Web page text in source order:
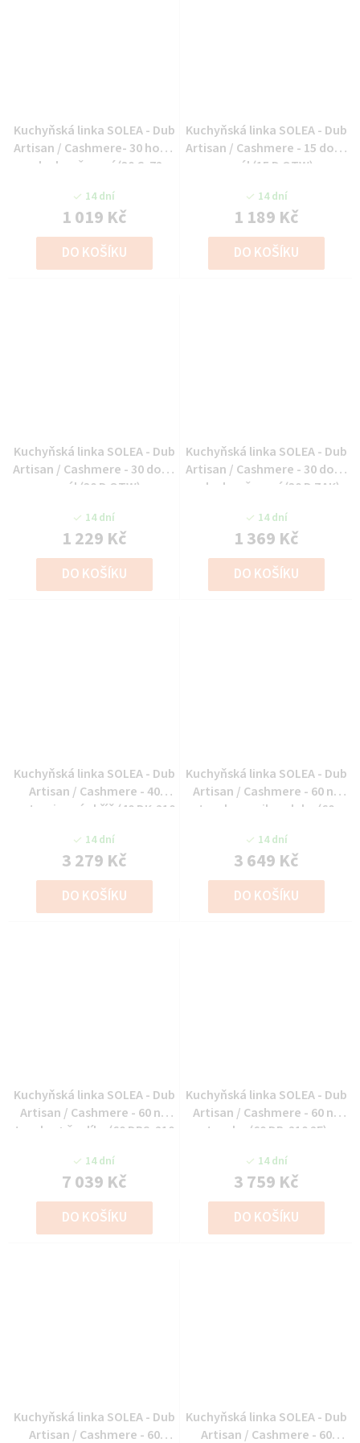
Kuchyňská linka SOLEA - Dub
Artisan / Cashmere- 30 horní
roh ukončovací (30 G-72
14 dní
1 019 Kč
DO KOŠÍKU
Kuchyňská linka SOLEA - Dub
Artisan / Cashmere - 15 dolní
regál (15 D OTW)
14 dní
1 189 Kč
DO KOŠÍKU
Kuchyňská linka SOLEA - Dub
Artisan / Cashmere - 30 dolní
regál (30 D OTW)
14 dní
1 229 Kč
DO KOŠÍKU
Kuchyňská linka SOLEA - Dub
Artisan / Cashmere - 30 dolní
roh ukončovací (30 D ZAK)
14 dní
1 369 Kč
DO KOŠÍKU
Kuchyňská linka SOLEA - Dub
Artisan / Cashmere - 40
potravinová skříň (40 DK-210
14 dní
3 279 Kč
DO KOŠÍKU
Kuchyňská linka SOLEA - Dub
Artisan / Cashmere - 60 na
troubu a mikrovlnku (60
14 dní
3 649 Kč
DO KOŠÍKU
Kuchyňská linka SOLEA - Dub
Artisan / Cashmere - 60 na
troubu + šuplíky (60 DPS-210
14 dní
7 039 Kč
DO KOŠÍKU
Kuchyňská linka SOLEA - Dub
Artisan / Cashmere - 60 na
troubu (60 DP-210 2F)
14 dní
3 759 Kč
DO KOŠÍKU
Kuchyňská linka SOLEA - Dub
Artisan / Cashmere - 60
Kuchyňská linka SOLEA - Dub
Artisan / Cashmere - 60